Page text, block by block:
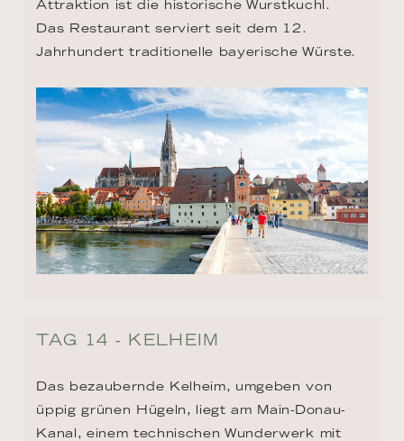
Attraktion ist die historische Wurstkuchl.
Das Restaurant serviert seit dem 12.
Jahrhundert traditionelle bayerische Würste.
TAG 14 - KELHEIM
Das bezaubernde Kelheim, umgeben von
üppig grünen Hügeln, liegt am Main-Donau-
Kanal, einem technischen Wunderwerk mit